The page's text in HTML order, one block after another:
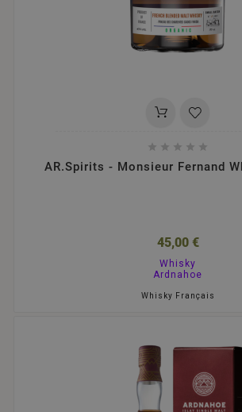
    
AR.Spirits - Monsieur Fernand
45,00 €
Whisky
Ardnahoe
Whisky Français